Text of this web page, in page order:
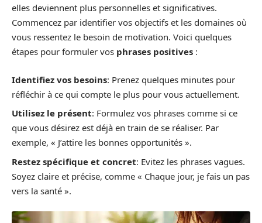
elles deviennent plus personnelles et significatives.
Commencez par identifier vos objectifs et les domaines où
vous ressentez le besoin de motivation. Voici quelques
étapes pour formuler vos phrases positives :
Identifiez vos besoins: Prenez quelques minutes pour
réfléchir à ce qui compte le plus pour vous actuellement.
Utilisez le présent: Formulez vos phrases comme si ce
que vous désirez est déjà en train de se réaliser. Par
exemple, « J’attire les bonnes opportunités ».
Restez spécifique et concret: Evitez les phrases vagues.
Soyez claire et précise, comme « Chaque jour, je fais un pas
vers la santé ».